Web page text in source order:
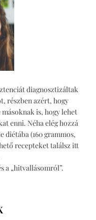
diagnosztizáltak
részben azért, hogy
is, hogy lehet
enni. Néha elég hozzá
diétába (160 grammos,
recepteket találsz itt
a „hitvallásomról”.